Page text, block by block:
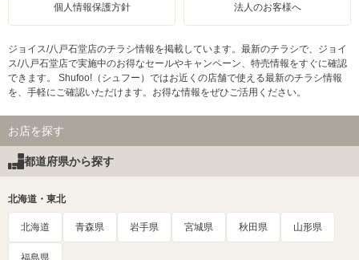
個人情報保護方針 法人のお客様へ
ジョイス/八戸石堂店のチラシ情報を掲載しています。最新のチラシで、ジョイ
ス/八戸石堂店で実施中のお得なセールやキャンペーン、特売情報をすぐに確認
できます。 Shufoo!（シュフー）ではお近くの店舗で使える最新のチラシ情報
を、手軽にご確認いただけます。お得な情報をぜひご活用ください。
お店を探す
都道府県から探す
北海道・東北
北海道 青森県 岩手県 宮城県 秋田県 山形県
福島県